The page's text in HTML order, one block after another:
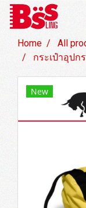
Home All
กระเป๋าอุปก
New